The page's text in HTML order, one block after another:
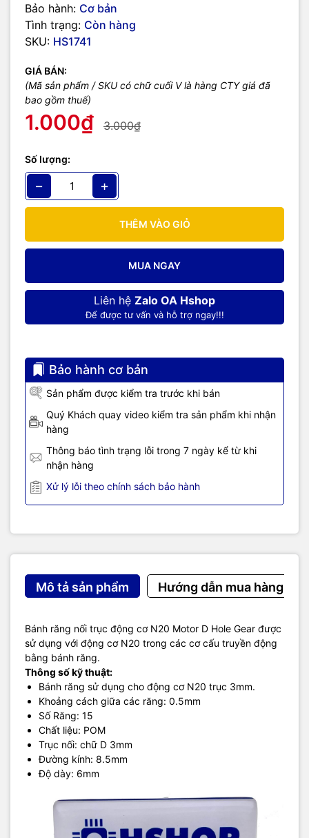
Bảo hành: Cơ bản
Tình trạng: Còn hàng
SKU: HS1741
GIÁ BÁN:
(Mã sản phẩm / SKU có chữ cuối V là hàng CTY giá đã
bao gồm thuế)
1.000₫ 3.000₫
Số lượng:
− +
THÊM VÀO GIỎ
MUA NGAY
Liên hệ Zalo OA Hshop
Để được tư vấn và hỗ trợ ngay!!!
Bảo hành cơ bản
Sản phẩm được kiểm tra trước khi bán
Quý Khách quay video kiểm tra sản phẩm khi nhận
hàng
Thông báo tình trạng lỗi trong 7 ngày kể từ khi
nhận hàng
Xử lý lỗi theo chính sách bảo hành
Mô tả sản phẩm Hướng dẫn mua hàng
Bánh răng nối trục động cơ N20 Motor D Hole Gear được
sử dụng với động cơ N20 trong các cơ cấu truyền động
bằng bánh răng.
Thông số kỹ thuật:
Bánh răng sử dụng cho động cơ N20 trục 3mm.
Khoảng cách giữa các răng: 0.5mm
Số Răng: 15
Chất liệu: POM
Trục nối: chữ D 3mm
Đường kính: 8.5mm
Độ dày: 6mm